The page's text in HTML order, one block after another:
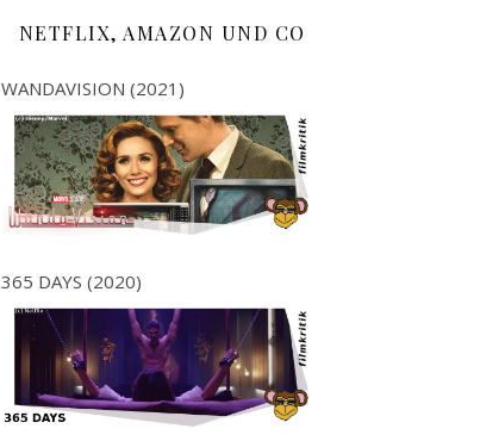
NETFLIX, AMAZON UND CO
WANDAVISION (2021)
365 DAYS (2020)